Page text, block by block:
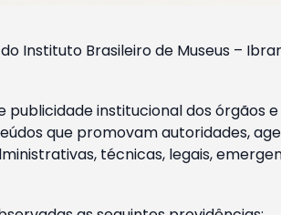
Instituto Brasileiro de Museus –
institucional dos órgãos
que promovam autoridades,
técnicas, legais,